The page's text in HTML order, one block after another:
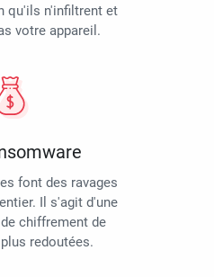
qu'ils n'infiltrent et
votre appareil.
font des ravages
Il s'agit d'une
chiffrement de
redoutées.